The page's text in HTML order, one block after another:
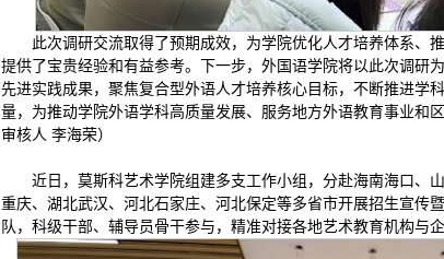
此次调研交流取得了预期成效，为学院优化人才培养体系、
提供了宝贵经验和有益参考。下一步，外国语学院将以此次调研
先进实践成果，聚焦复合型外语人才培养核心目标，不断推进学
量，为推动学院外语学科高质量发展、服务地方外语教育事业和
审核人 李海荣）
近日，莫斯科艺术学院组建多支工作小组，分赴海南海口、
重庆、湖北武汉、河北石家庄、河北保定等多省市开展招生宣传
队，科级干部、辅导员骨干参与，精准对接各地艺术教育机构与